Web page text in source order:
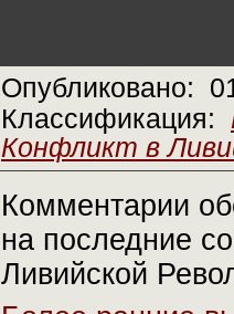
Опубликовано:
Классификация:
Конфликт в
Комментарии
на последние
Ливийской